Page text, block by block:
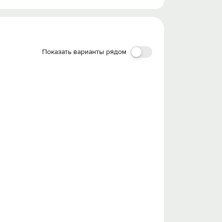
Показать варианты рядом